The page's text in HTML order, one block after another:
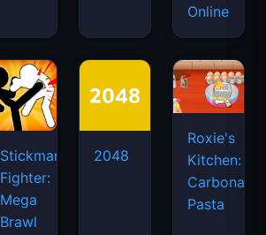
Online
Stickman
Fighter:
Mega
Brawl
2048
Roxie's
Kitchen:
Carbonara
Pasta